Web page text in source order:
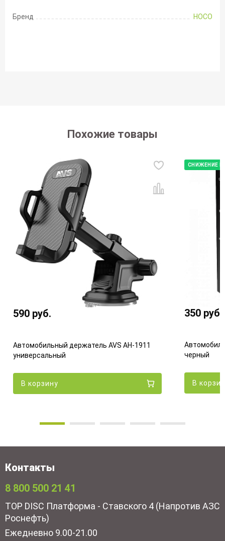
Бренд HOCO
Похожие товары
590 руб.
Автомобильный держатель AVS AH-1911
универсальный
В корзину
СНИЖЕНИЕ
350 руб.
черный
В
Контакты
8 800 500 21 41
TOP DISC Платформа - Ставского 4 (Напротив АЗС
Роснефть)
Ежедневно 9.00-21.00